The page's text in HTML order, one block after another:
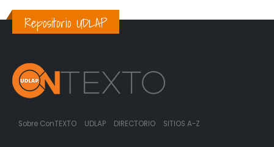
Repositorio UDLAP
Sobre ConTEXTO UDLAP DIRECTORIO SITIOS A-Z